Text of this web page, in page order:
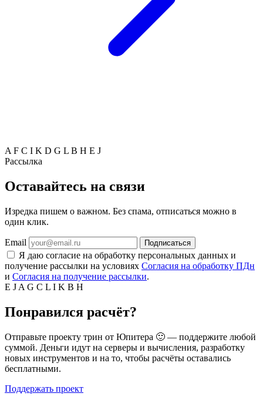
A F C I K D G L B H E J
Рассылка
Оставайтесь на связи
Изредка пишем о важном. Без спама, отписаться можно в
один клик.
Email Подписаться
Я даю согласие на обработку персональных данных и
получение рассылки на условиях Согласия на обработку ПДн
и Согласия на получение рассылки.
E J A G C L I K B H
Понравился расчёт?
Отправьте проекту трин от Юпитера 🙂 — поддержите любой
суммой. Деньги идут на серверы и вычисления, разработку
новых инструментов и на то, чтобы расчёты оставались
бесплатными.
Поддержать проект